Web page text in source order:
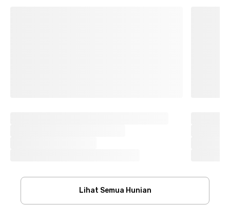
Lihat Semua Hunian